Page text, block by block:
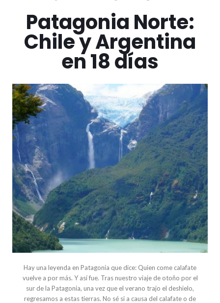
Patagonia Norte:
Chile y Argentina
en 18 días
Hay una leyenda en Patagonia que dice: Quien come calafate
vuelve a por más. Y así fue. Tras nuestro viaje de otoño por el
sur de la Patagonia, una vez que el verano trajo el deshielo,
regresamos a estas tierras. No sé si a causa del calafate o de